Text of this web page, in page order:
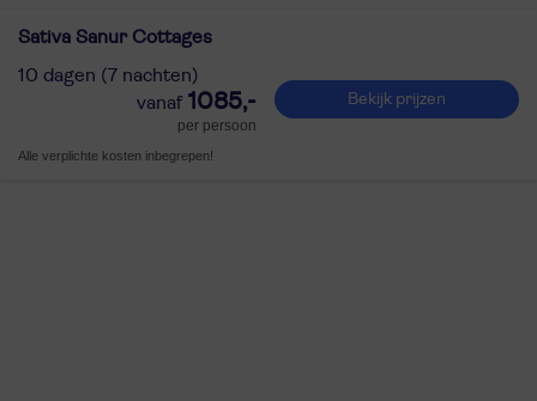
Sativa Sanur Cottages
10 dagen (7 nachten)
1085,-
per persoon
Bekijk prijzen
Alle verplichte kosten inbegrepen!